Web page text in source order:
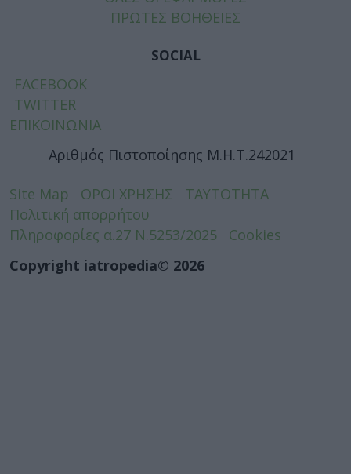
ΠΡΩΤΕΣ ΒΟΗΘΕΙΕΣ
SOCIAL
FACEBOOK
TWITTER
ΕΠΙΚΟΙΝΩΝΙΑ
Αριθμός Πιστοποίησης Μ.Η.Τ.242021
Site Map ΟΡΟΙ ΧΡΗΣΗΣ
ΤΑΥΤΟΤΗΤΑ
Πολιτική απορρήτου
Πληροφορίες α.27 Ν.5253/2025
Cookies
Copyright iatropedia© 2026